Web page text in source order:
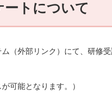
ートについて
（外部リンク）にて、研修
可能となります。）